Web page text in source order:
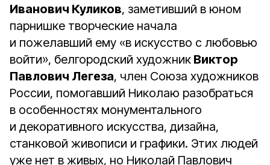
Иванович Куликов, заметивший в юном
парнишке творческие начала
и пожелавший ему «в искусство с любовью
войти», белгородский художник Виктор
Павлович Легеза, член Союза художников
России, помогавший Николаю разобраться
в особенностях монументального
и декоративного искусства, дизайна,
станковой живописи и графики. Этих людей
уже нет в живых, но Николай Павлович